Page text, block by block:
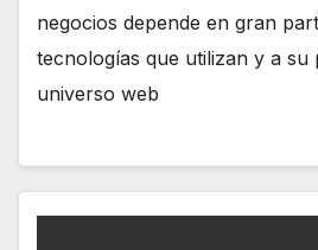
negocios depende en gran
tecnologías que utilizan y a su
universo web